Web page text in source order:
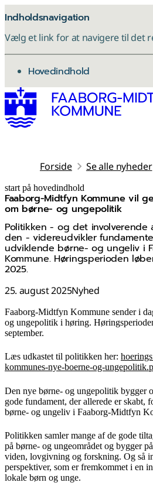
Indholdsnavigation
Vælg et link for at navigere til det
gå til
Hovedindhold
Forside Se alle nyheder
start på hovedindhold
Faaborg-Midtfyn Kommune vil
om børne- og ungepolitik
Politikken - og det involverende
den - videreudvikler
udviklende børne- og ungeliv i
Kommune. Høringsperioden
2025.
25. august 2025Nyhed
senest opdateret 4. november 2025
Faaborg-Midtfyn Kommune sender i
og ungepolitik i høring.
september.
Læs udkastet til politikken her:
kommunes-nye-boerne-og-
Den nye børne- og ungepolitik bygger
gode fundament, der allerede er skabt,
børne- og ungeliv i Faaborg-Midtfyn
Politikken samler mange af de gode
på børne- og ungeområdet og bygger
viden, lovgivning og forskning. Og så
perspektiver, som er fremkommet i en
lokale børn og unge.